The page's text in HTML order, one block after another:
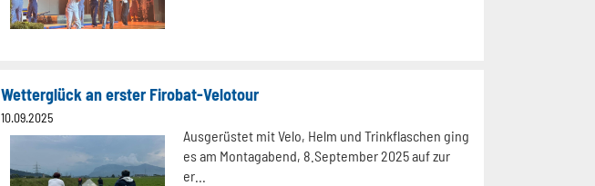
Wetterglück an erster Firobat-Velotour
10.09.2025
Ausgerüstet mit Velo, Helm und Trinkflaschen ging
es am Montagabend, 8.September 2025 auf zur
er...